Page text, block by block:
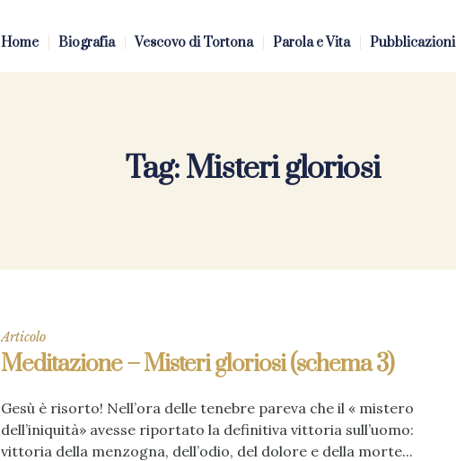
Home Biografia Vescovo di Tortona Parola e Vita Pubblicazioni
Tag:Misteri gloriosi
Articolo
Meditazione – Misteri gloriosi (schema 3)
Gesù è risorto! Nell’ora delle tenebre pareva che il « mistero
dell’iniquità» avesse riportato la definitiva vittoria sull’uomo:
vittoria della menzogna, dell’odio, del dolore e della morte...